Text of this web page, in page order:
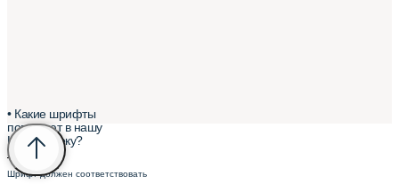
• Какие шрифты
попадают в нашу
Шрифтотеку?
–
Шрифт должен соответствовать